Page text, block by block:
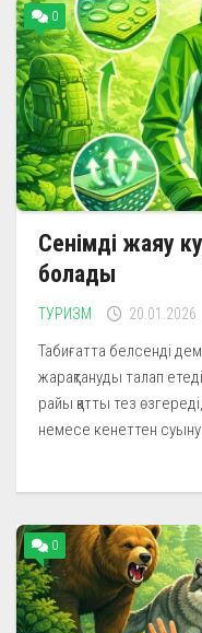
0
Сенімді жаяу
болады
ТУРИЗМ 20.01.2026
Табиғатта белсенді
жарақтануды талап
райы қатты тез
немесе кенеттен
0